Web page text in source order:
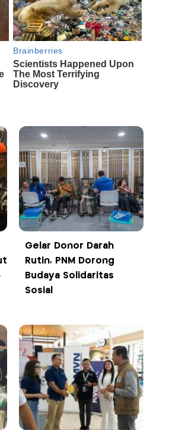
Gelar Donor Darah
Rutin, PNM Dorong
Budaya Solidaritas
Sosial